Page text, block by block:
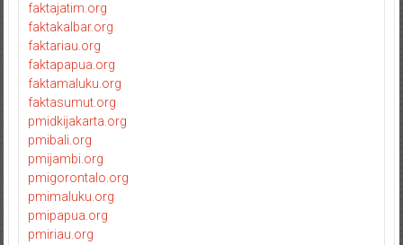
faktajatim.org
faktakalbar.org
faktariau.org
faktapapua.org
faktamaluku.org
faktasumut.org
pmidkijakarta.org
pmibali.org
pmijambi.org
pmigorontalo.org
pmimaluku.org
pmipapua.org
pmiriau.org